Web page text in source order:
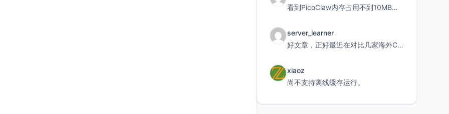
看到PicoClaw内存占用不到10MB这个数据真的很惊喜，确实很适合我这种想用旧设备折腾AI的小白
server_learner
好文章，正好最近在对比几家海外CDN。文中提到CF免费版不支持自定义回源端口和HOST这个痛点太真实
xiaoz
尚不支持离线缓存运行。